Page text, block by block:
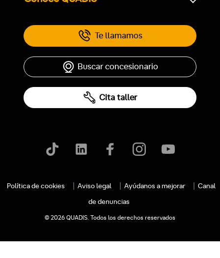
Te llamamos
Buscar concesionario
Cita taller
Política de cookies Aviso legal Ayúdanos a mejorar Canal
de denuncias
© 2026 QUADIS. Todos los derechos reservados